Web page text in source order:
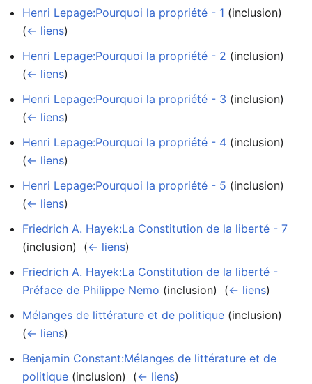
Henri Lepage:Pourquoi la propriété - 1 (inclusion) ‎
(← liens)
Henri Lepage:Pourquoi la propriété - 2 (inclusion) ‎
(← liens)
Henri Lepage:Pourquoi la propriété - 3 (inclusion) ‎
(← liens)
Henri Lepage:Pourquoi la propriété - 4 (inclusion) ‎
(← liens)
Henri Lepage:Pourquoi la propriété - 5 (inclusion) ‎
(← liens)
Friedrich A. Hayek:La Constitution de la liberté - 7
(inclusion) ‎ (← liens)
Friedrich A. Hayek:La Constitution de la liberté -
Préface de Philippe Nemo (inclusion) ‎ (← liens)
Mélanges de littérature et de politique (inclusion) ‎
(← liens)
Benjamin Constant:Mélanges de littérature et de
politique (inclusion) ‎ (← liens)